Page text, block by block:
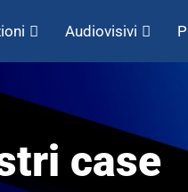
Audiovisivi
case